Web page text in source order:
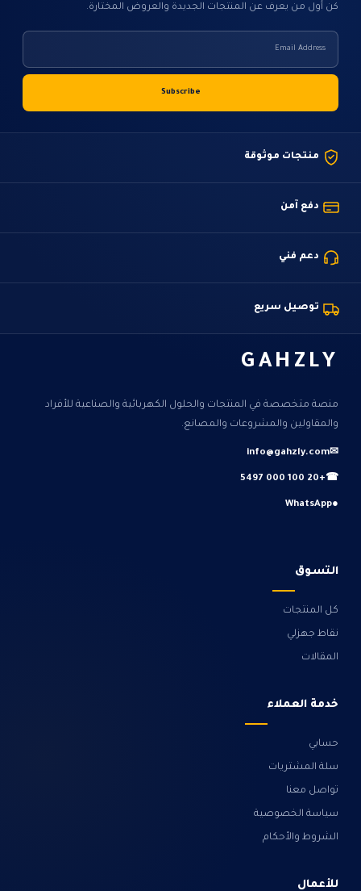
كن أول من يعرف عن المنتجات الجديدة والعروض المختارة.
منتجات موثوقة
دفع آمن
دعم فني
توصيل سريع
GAHZLY
منصة متخصصة في المنتجات والحلول الكهربائية والصناعية للأفراد
والمقاولين والمشروعات والمصانع.
✉
info@gahzly.com
☎
+20 100 000 5497
●
WhatsApp
التسوق
كل المنتجات
نقاط جهزلي
المقالات
خدمة العملاء
حسابي
سلة المشتريات
تواصل معنا
سياسة الخصوصية
الشروط والأحكام
للأعمال